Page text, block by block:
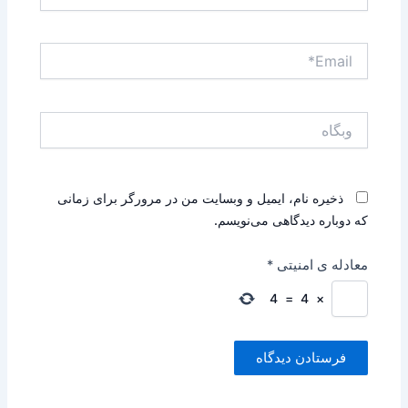
ذخیره نام، ایمیل و وبسایت من در مرورگر برای زمانی
که دوباره دیدگاهی می‌نویسم.
معادله ی امنیتی *
×
4
=
4